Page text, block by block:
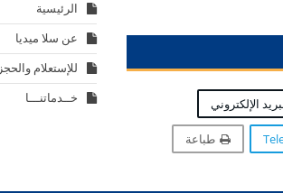
الإلكتروني
طباعة
الرئيسية
عن سلا ميديا
للإستعلام والحجز
خــدماتنـــا